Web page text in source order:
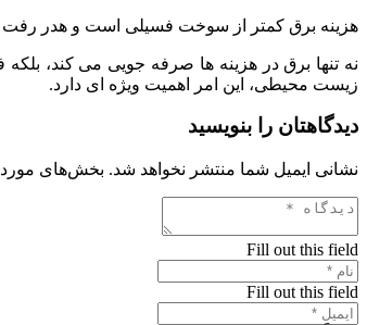
هزینه برق کمتر از سوخت فسیلی است و هدر رفت کمتری دارد. سوخت فسیلی فقط
زیست محیطی، این امر اهمیت ویژه ای دارد.
دیدگاهتان را بنویسید
نشانی ایمیل شما منتشر نخواهد شد. بخش‌های
Fill out this field
Fill out this field